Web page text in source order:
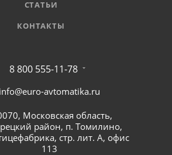
СТАТЬИ
КОНТАКТЫ
8 800 555-11-78
info@euro-avtomatika.ru
Московская область,
район, п. Томилино,
стр. лит. А, офис
113